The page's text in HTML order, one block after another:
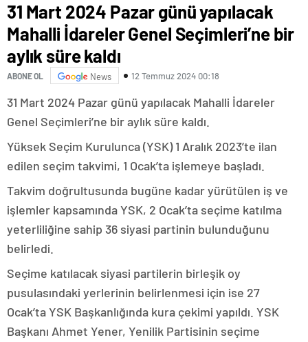
31 Mart 2024 Pazar günü yapılacak
Mahalli İdareler Genel Seçimleri’ne bir
aylık süre kaldı
ABONE OL News 12 Temmuz 2024 00:18
31 Mart 2024 Pazar günü yapılacak Mahalli İdareler
Genel Seçimleri’ne bir aylık süre kaldı.
Yüksek Seçim Kurulunca (YSK) 1 Aralık 2023’te ilan
edilen seçim takvimi, 1 Ocak’ta işlemeye başladı.
Takvim doğrultusunda bugüne kadar yürütülen iş ve
işlemler kapsamında YSK, 2 Ocak’ta seçime katılma
yeterliliğine sahip 36 siyasi partinin bulunduğunu
belirledi.
Seçime katılacak siyasi partilerin birleşik oy
pusulasındaki yerlerinin belirlenmesi için ise 27
Ocak’ta YSK Başkanlığında kura çekimi yapıldı. YSK
Başkanı Ahmet Yener, Yenilik Partisinin seçime